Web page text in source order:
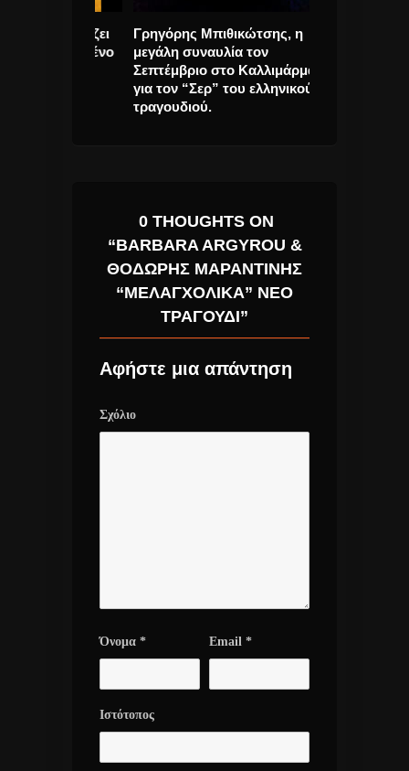
Γρηγόρης Μπιθικώτσης, η
μεγάλη συναυλία τον
Σεπτέμβριο στο Καλλιμάρμαρο
για τον “Σερ” του ελληνικού
τραγουδιού.
0 THOUGHTS ON
“BARBARA ARGYROU &
ΘΟΔΩΡΉΣ ΜΑΡΑΝΤΊΝΗΣ
“ΜΕΛΑΓΧΟΛΙΚΆ” ΝΈΟ
ΤΡΑΓΟΎΔΙ”
Αφήστε μια απάντηση
Σχόλιο
Όνομα * Email *
Ιστότοπος